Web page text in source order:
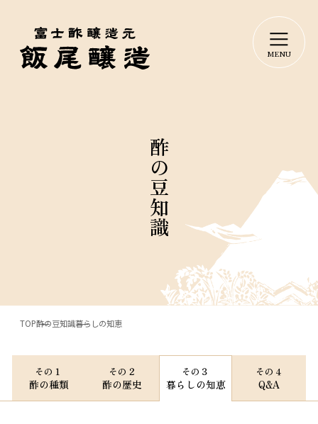
酢の豆知識
TOP酢の豆知識暮らしの知恵
その１
酢の種類
その２
酢の歴史
その３
暮らしの知恵
その４
Q&A